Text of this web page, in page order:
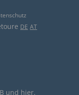
DE AT
und hier.